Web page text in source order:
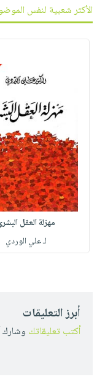
الأكثر شعبية لنفس
مهزلة العقل
لـ علي الوردي
أبرز التعليقات
أكتب تعليقاتك وشارك